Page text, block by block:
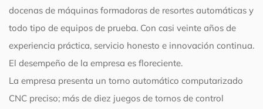
docenas de máquinas formadoras de resortes automáticas y
todo tipo de equipos de prueba. Con casi veinte años de
experiencia práctica, servicio honesto e innovación continua.
El desempeño de la empresa es floreciente.
La empresa presenta un torno automático computarizado
CNC preciso; más de diez juegos de tornos de control